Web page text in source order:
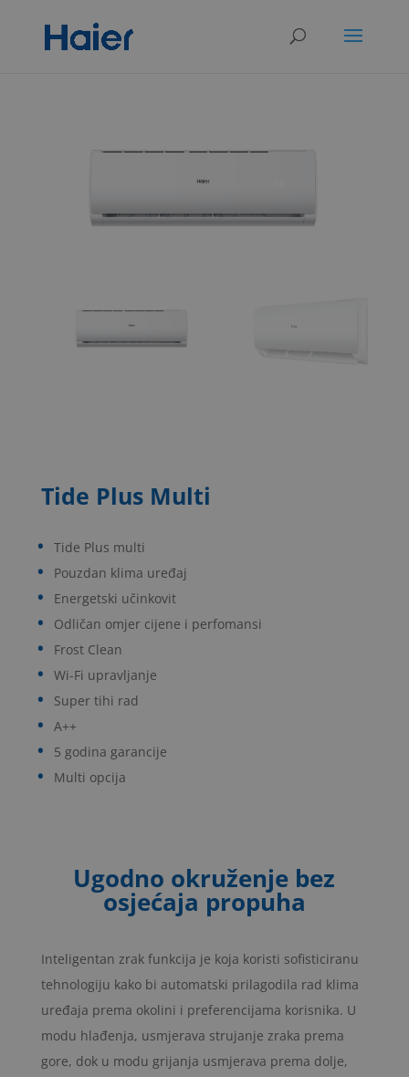
Tide Plus Multi
Tide Plus multi
Pouzdan klima uređaj
Energetski učinkovit
Odličan omjer cijene i perfomansi
Frost Clean
Wi-Fi upravljanje
Super tihi rad
A++
5 godina garancije
Multi opcija
Ugodno okruženje bez
osjećaja propuha
Inteligentan zrak funkcija je koja koristi sofisticiranu
tehnologiju kako bi automatski prilagodila rad klima
uređaja prema okolini i preferencijama korisnika. U
modu hlađenja, usmjerava strujanje zraka prema
gore, dok u modu grijanja usmjerava prema dolje,